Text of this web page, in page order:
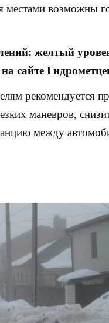
местами возможны
желтый
сайте
рекомендуется
маневров,
между